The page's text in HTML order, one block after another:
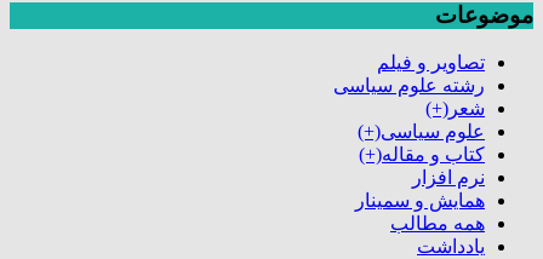
موضوعات
تصاویر و فیلم
رشته علوم سیاسی
شعر (+)
علوم سیاسی(+)
کتاب و مقاله(+)
نرم افزار
همایش و سمینار
همه مطالب
یادداشت